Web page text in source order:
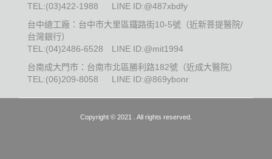
TEL:(03)422-1988
LINE ID:@487xbdfy
台中總工廠：台中市大里區鐵路街10-5號（近新菩提醫院/
台灣銀行）
TEL:(04)2486-6528
LINE ID:@mit1994
台南成大門市：台南市北區勝利路182號（近成大醫院）
TEL:(06)209-8058 LINE ID:@869ybonr
Copyright © 2021 . All rights reserved.